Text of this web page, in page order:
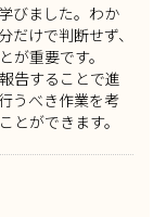
びました。わか
けで判断せず、
が重要です。
告することで進
うべき作業を考
とができます。